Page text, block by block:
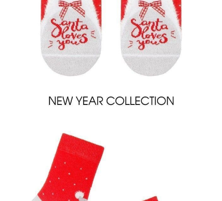
ПОЛУЧИТЬ ПО EMAIL
darmowa od 99 zł
czas dostawy: 1-2 dni robocze
Paczkomaty InPost 24/7,darmowa od 50 zł
czas dostawy: 1-2 dni robocze
Odbiór osobisty w sklepie Conte (Łodz)
pn.- czw. 8:00 - 16:00, pt. 8:00 - 14:00
bawełna 55%; poliamid 40%; poliester 3%; elastan 2%
Udostępnij produkt
Podmiot odpowiedzialny
EuroTrade Tex Sp z o.o.
91-341, Łódź, Polska
+48 500-503-636
info@conteshop.pl
Ten produkt nie ma pytań Możesz zadać pytanie, klikając przycisk